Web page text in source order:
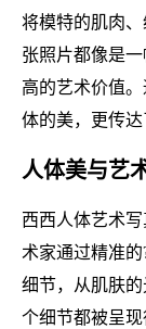
将模特的肌肉
张照片都像是
高的艺术价值
体的美，更传达
人体美与艺
西西人体艺术
术家通过精准
细节，从肌肤
个细节都被呈